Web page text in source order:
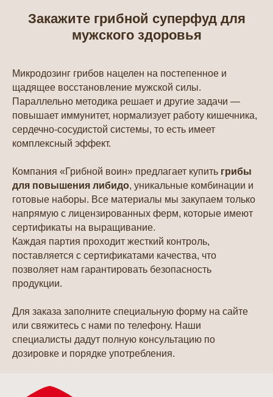
Закажите грибной суперфуд для
мужского здоровья
Микродозинг грибов нацелен на постепенное и
щадящее восстановление мужской силы.
Параллельно методика решает и другие задачи —
повышает иммунитет, нормализует работу кишечника,
сердечно-сосудистой системы, то есть имеет
комплексный эффект.
Компания «Грибной воин» предлагает купить грибы
для повышения либидо, уникальные комбинации и
готовые наборы. Все материалы мы закупаем только
напрямую с лицензированных ферм, которые имеют
сертификаты на выращивание.
Каждая партия проходит жесткий контроль,
поставляется с сертификатами качества, что
позволяет нам гарантировать безопасность
продукции.
Для заказа заполните специальную форму на сайте
или свяжитесь с нами по телефону. Наши
специалисты дадут полную консультацию по
дозировке и порядке употребления.
ПОДПИСКА НА АКЦИИ,
СКИДКИ, РАСПРОДАЖИ
ПОДПИСАТЬСЯ
Контакты
ПО СОСТАВУ
Санхван Траметес
Трутовик
Лиственничный
Дождевик
Пыльца сосны
Лисичка
Чага
Рейши
Метайке
Кордицепс
Ежовик
Пользовательское
Политика
ИП Евплова Лилия Альбертовна Юр.адрес, г.Ульяновск,